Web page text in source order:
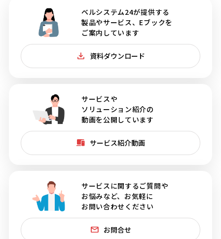
ベルシステム24が提供する
製品やサービス、Eブックを
ご案内しています
資料ダウンロード
サービスや
ソリューション紹介の
動画を公開しています
サービス紹介動画
サービスに関するご質問や
お悩みなど、お気軽に
お問い合わせください
お問合せ